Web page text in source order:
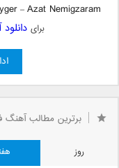
–Azat Nemigzaram
برای
برترین مطالب آهنگ
روز